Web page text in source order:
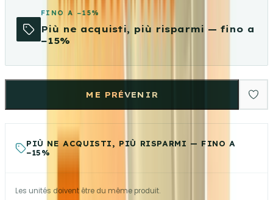
FINO A −15%
Più ne acquisti, più risparmi — fino a
−15%
ME PRÉVENIR
PIÙ NE ACQUISTI, PIÙ RISPARMI — FINO A
−15%
Les unités doivent être du même produit.